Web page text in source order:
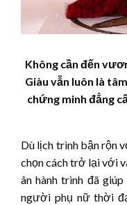
Không cần đến
Giàu vẫn luôn là
chứng minh đẳng
Dù lịch trình bận rộn
chọn cách trở lại với
ân hành trình đã
người phụ nữ thời